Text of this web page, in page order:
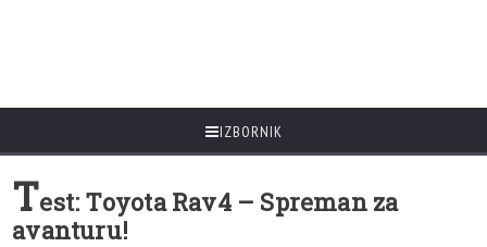
IZBORNIK
Test: Toyota Rav4 – Spreman za
avanturu!